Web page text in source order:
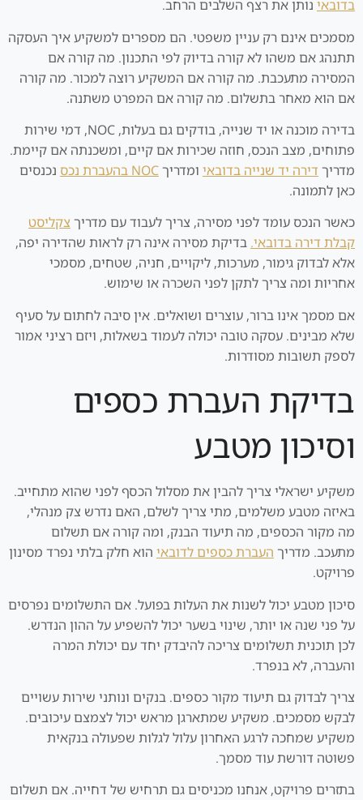
בדובאי נותן את רצף השלבים הרחב.
מסמכים אינם רק עניין משפטי. הם מספרים למשקיע איך העסקה
תתנהג אם משהו לא קורה בדיוק לפי התכנון. מה קורה אם
המסירה מתעכבת. מה קורה אם המשקיע רוצה למכור. מה קורה
אם הוא מאחר בתשלום. מה קורה אם המפרט משתנה.
בדירה מוכנה או יד שנייה, בודקים גם בעלות, NOC, דמי שירות
פתוחים, מצב הנכס, חוזה שכירות אם קיים, ומשכנתה אם קיימת.
מדריך דירה יד שנייה בדובאי ומדריךNOC בהעברת נכס
נכנסים
כאן לתמונה.
כאשר הנכס עומד לפני מסירה, צריך לעבוד עם מדריך צקליסט
קבלת דירה בדובאי. בדיקת מסירה אינה רק לראות שהדירה יפה,
אלא לבדוק גימור, מערכות, ליקויים, חניה, שטחים, מסמכי
אחריות ומה צריך לתקן לפני השכרה או שימוש.
אם מסמך אינו ברור, עוצרים ושואלים. אין סיבה לחתום על סעיף
שלא מבינים. עסקה טובה יכולה לעמוד בשאלות, ויזם רציני אמור
לספק תשובות מסודרות.
בדיקת העברת כספים
וסיכון מטבע
משקיע ישראלי צריך להבין את מסלול הכסף לפני שהוא מתחייב.
באיזה מטבע משלמים, מתי צריך לשלם, האם נדרש צק מנהלי,
מה מקור הכספים, מה תיעוד הבנק, ומה קורה אם תשלום
מתעכב. מדריך העברת כספים לדובאי הוא חלק בלתי נפרד מסינון
פרויקט.
סיכון מטבע יכול לשנות את העלות בפועל. אם התשלומים נפרסים
על פני שנה או יותר, שינוי בשער יכול להשפיע על ההון הנדרש.
לכן תוכנית תשלומים צריכה להיבדק יחד עם יכולת המרה
והעברה, לא בנפרד.
צריך לבדוק גם תיעוד מקור כספים. בנקים ונותני שירות עשויים
לבקש מסמכים. משקיע שמתארגן מראש יכול לצמצם עיכובים.
משקיע שמחכה לרגע האחרון עלול לגלות שפעולה בנקאית
פשוטה דורשת עוד מסמך.
בתזרים פרויקט, אנחנו מכניסים גם תרחיש של דחייה. אם תשלום